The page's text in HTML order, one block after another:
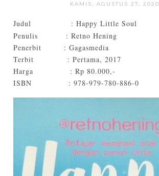
KAMIS, AGUSTUS 27, 2020
Judul
: Happy Little Soul
Penulis
: Retno Hening
Penerbit
: Gagasmedia
Terbit
: Pertama, 2017
Harga
: Rp 80.000,-
ISBN
: 978-979-780-886-0